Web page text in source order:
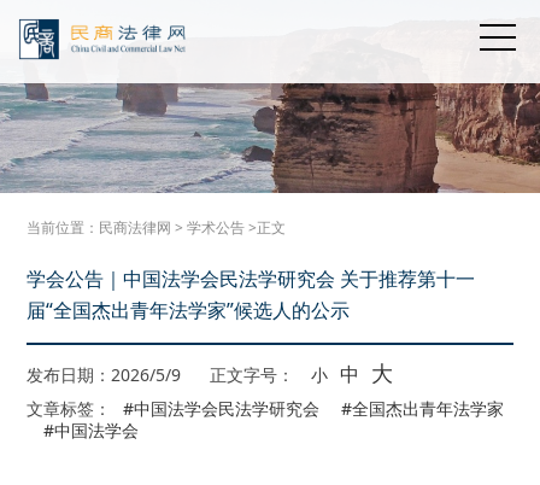
当前位置： 民商法律网 >学术公告>正文
学会公告｜中国法学会民法学研究会 关于推荐第十一
届“全国杰出青年法学家”候选人的公示
发布日期：2026/5/9 正文字号： 小 中 大
文章标签： #中国法学会民法学研究会
#全国杰出青年法学家
#中国法学会